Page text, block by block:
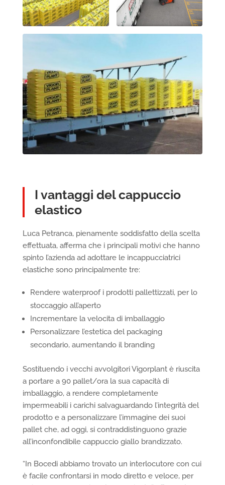
I vantaggi del cappuccio
elastico
Luca Petranca, pienamente soddisfatto della scelta
effettuata, afferma che i principali motivi che hanno
spinto l’azienda ad adottare le incappucciatrici
elastiche sono principalmente tre:
Rendere waterproof i prodotti pallettizzati, per lo
stoccaggio all’aperto
Incrementare la velocita di imballaggio
Personalizzare l’estetica del packaging
secondario, aumentando il branding
Sostituendo i vecchi avvolgitori Vigorplant è riuscita
a portare a 90 pallet/ora la sua capacità di
imballaggio, a rendere completamente
impermeabili i carichi salvaguardando l’integrità del
prodotto e a personalizzare l’immagine dei suoi
pallet che, ad oggi, si contraddistinguono grazie
all’inconfondibile cappuccio giallo brandizzato.
“In Bocedi abbiamo trovato un interlocutore con cui
è facile confrontarsi in modo diretto e veloce, per